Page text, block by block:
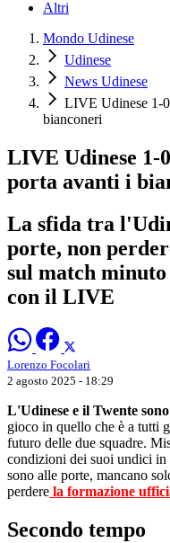
Altri
Mondo Udinese
Udinese
News Udinese
LIVE Udinese 1-
bianconeri
LIVE Udinese 1-
porta avanti i
La sfida tra
porte, non
sul match
con il LIVE
Lorenzo Focolari
2 agosto 2025 - 18:29
L'Udinese e il Twente
gioco in quello che è a tutti
futuro delle due squadre.
condizioni dei suoi undici
sono alle porte, mancano
perdere la formazione
Secondo tempo